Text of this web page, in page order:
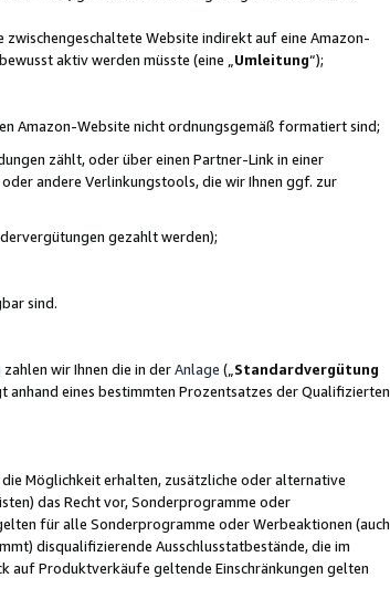
Website indirekt auf eine Amazon-
aktiv werden müsste (eine „ Umleitung“);
Amazon-Website nicht ordnungsgemäß formatiert sind;
zählt, oder über einen Partner-Link in einer
andere Verlinkungstools, die wir Ihnen ggf. zur
gezahlt werden);
sind.
zahlen wir Ihnen die in derAnlage („ Standardvergütung
eines bestimmten Prozentsatzes der Qualifizierten
Möglichkeit erhalten, zusätzliche oder alternative
das Recht vor, Sonderprogramme oder
für alle Sonderprogramme oder Werbeaktionen (auch
disqualifizierende Ausschlusstatbestände, die im
auf Produktverkäufe geltende Einschränkungen gelten